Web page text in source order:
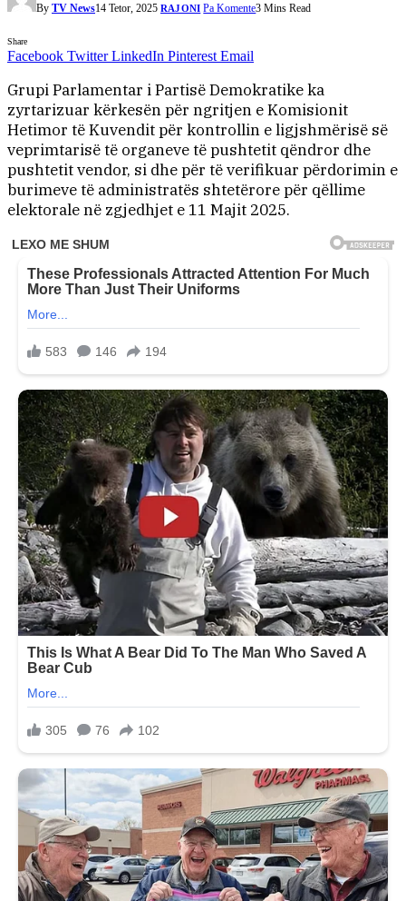
By TV News14 Tetor, 2025 RAJONI Pa Komente3 Mins Read
Share
Facebook Twitter LinkedIn Pinterest Email
Grupi Parlamentar i Partisë Demokratike ka
zyrtarizuar kërkesën për ngritjen e Komisionit
Hetimor të Kuvendit për kontrollin e ligjshmërisë së
veprimtarisë të organeve të pushtetit qëndror dhe
pushtetit vendor, si dhe për të verifikuar përdorimin e
burimeve të administratës shtetërore për qëllime
elektorale në zgjedhjet e 11 Majit 2025.